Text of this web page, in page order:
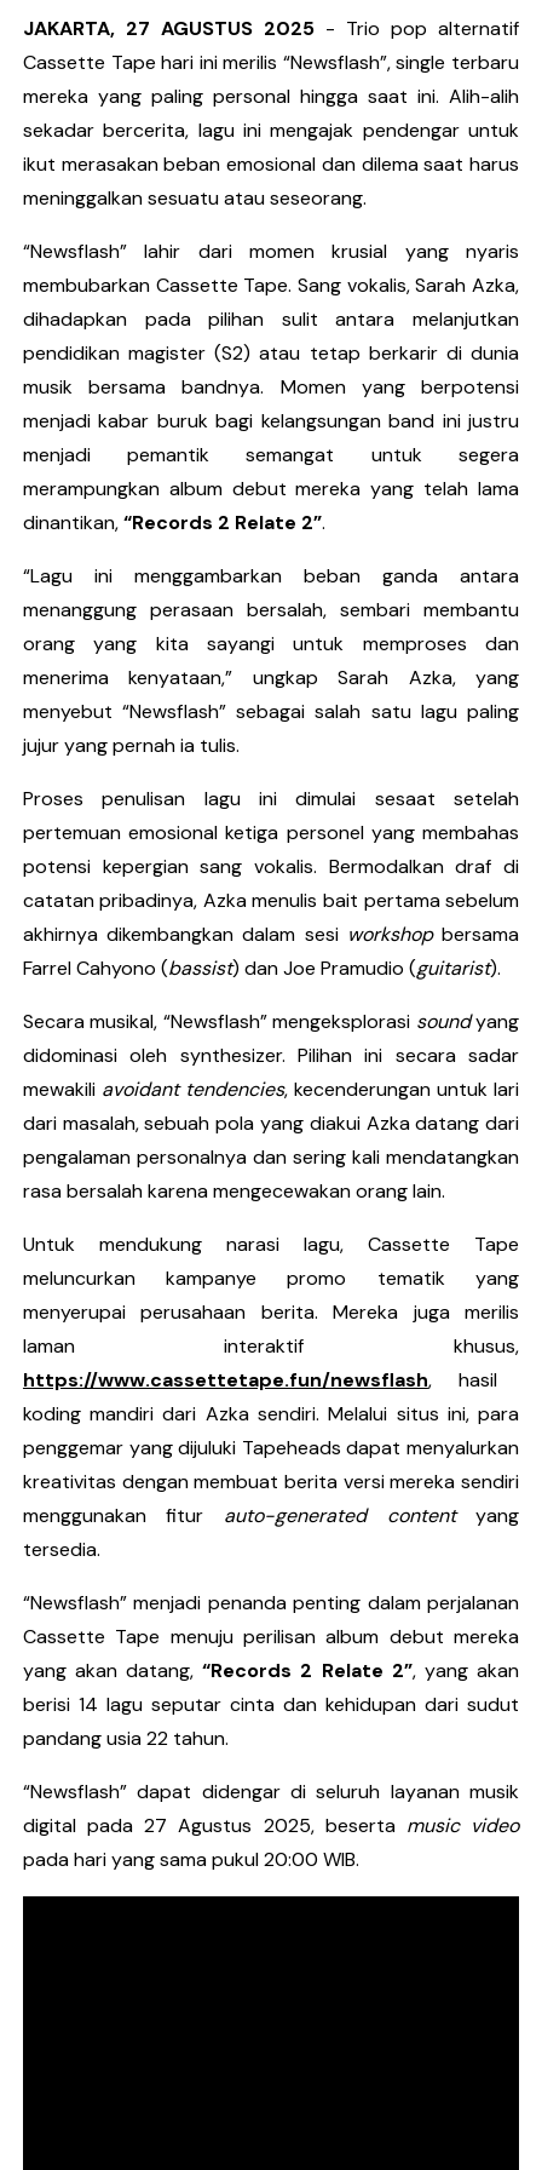
Bunuhdiri Perkenalkan Dunia Distopia Lewat
Sindikat Sisa Semalam Rayakan Kehangatan Tradisi
Given Rayakan Rasa Kagum dan Jatuh Cinta Lewat
Kentara Lanjutkan Narasi Emosional Lewat Single
The Joo’s Sajikan Kritik Sosial dalam Balutan
JAKARTA, 27 AGUSTUS 2025 - Trio pop alternatif
Cassette Tape hari ini merilis “Newsflash”, single terbaru
mereka yang paling personal hingga saat ini. Alih-alih
sekadar bercerita, lagu ini mengajak pendengar untuk
ikut merasakan beban emosional dan dilema saat harus
meninggalkan sesuatu atau seseorang.
“Newsflash” lahir dari momen krusial yang nyaris
membubarkan Cassette Tape. Sang vokalis, Sarah Azka,
dihadapkan pada pilihan sulit antara melanjutkan
pendidikan magister (S2) atau tetap berkarir di dunia
musik bersama bandnya. Momen yang berpotensi
menjadi kabar buruk bagi kelangsungan band ini justru
menjadi pemantik semangat untuk segera
merampungkan album debut mereka yang telah lama
dinantikan,“Records 2 Relate 2”.
“Lagu ini menggambarkan beban ganda antara
menanggung perasaan bersalah, sembari membantu
orang yang kita sayangi untuk memproses dan
menerima kenyataan,” ungkap Sarah Azka, yang
menyebut “Newsflash” sebagai salah satu lagu paling
jujur yang pernah ia tulis.
Proses penulisan lagu ini dimulai sesaat setelah
pertemuan emosional ketiga personel yang membahas
potensi kepergian sang vokalis. Bermodalkan draf di
catatan pribadinya, Azka menulis bait pertama sebelum
akhirnya dikembangkan dalam sesi workshopbersama
Farrel Cahyono (bassist) dan Joe Pramudio (guitarist).
Secara musikal, “Newsflash” mengeksplorasi soundyang
didominasi oleh synthesizer. Pilihan ini secara sadar
mewakili avoidant tendencies, kecenderungan untuk lari
dari masalah, sebuah pola yang diakui Azka datang dari
pengalaman personalnya dan sering kali mendatangkan
rasa bersalah karena mengecewakan orang lain.
Untuk mendukung narasi lagu, Cassette Tape
meluncurkan kampanye promo tematik yang
menyerupai perusahaan berita. Mereka juga merilis
laman interaktif khusus,
https://www.cassettetape.fun/newsflash, hasil
koding mandiri dari Azka sendiri. Melalui situs ini, para
penggemar yang dijuluki Tapeheads dapat menyalurkan
kreativitas dengan membuat berita versi mereka sendiri
menggunakan fitur auto-generated contentyang
tersedia.
“Newsflash” menjadi penanda penting dalam perjalanan
Cassette Tape menuju perilisan album debut mereka
yang akan datang,“Records 2 Relate 2”, yang akan
berisi 14 lagu seputar cinta dan kehidupan dari sudut
pandang usia 22 tahun.
“Newsflash” dapat didengar di seluruh layanan musik
digital pada 27 Agustus 2025, beserta music video
pada hari yang sama pukul 20:00 WIB.